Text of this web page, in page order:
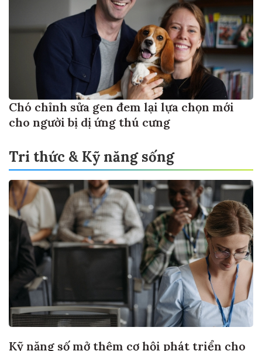
Chó chỉnh sửa gen đem lại lựa chọn mới
cho người bị dị ứng thú cưng
Tri thức & Kỹ năng sống
Kỹ năng số mở thêm cơ hội phát triển cho